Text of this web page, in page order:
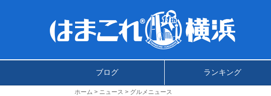
ブログ ランキング
ホーム ニュース
グルメニュース